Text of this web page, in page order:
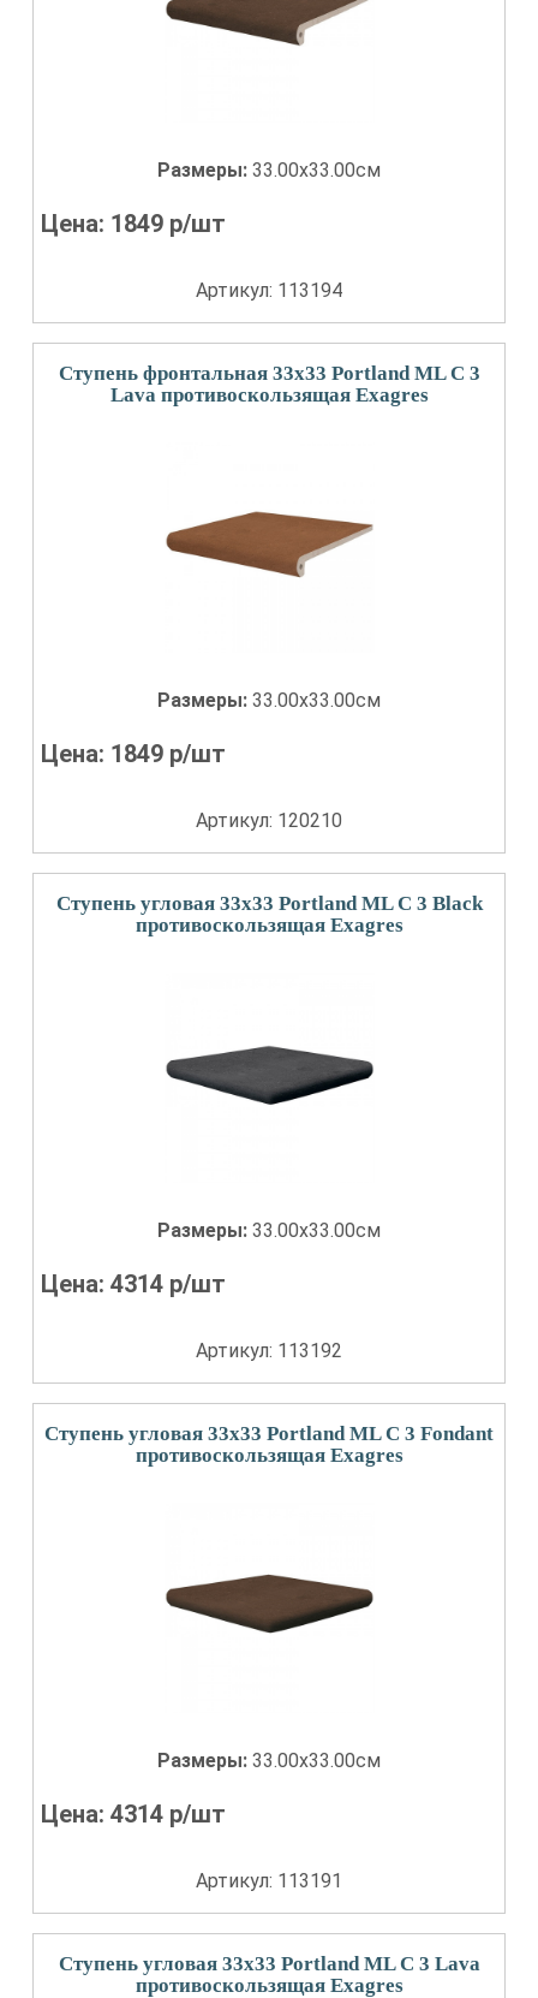
Размеры: 33.00x33.00см
Цена: 1849 р/шт
Артикул: 113194
Ступень фронтальная 33x33 Portland ML С 3
Lava противоскользящая Exagres
Размеры: 33.00x33.00см
Цена: 1849 р/шт
Артикул: 120210
Ступень угловая 33x33 Portland ML С 3 Black
противоскользящая Exagres
Размеры: 33.00x33.00см
Цена:4314 р/шт
Артикул: 113192
Ступень угловая 33x33 Portland ML С 3 Fondant
противоскользящая Exagres
Размеры: 33.00x33.00см
Цена:4314 р/шт
Артикул: 113191
Ступень угловая 33x33 Portland ML С 3 Lava
противоскользящая Exagres